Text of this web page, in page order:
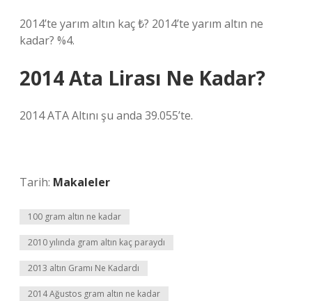
2014’te yarım altın kaç ₺? 2014’te yarım altın ne
kadar? %4.
2014 Ata Lirası Ne Kadar?
2014 ATA Altını şu anda 39.055’te.
Tarih: Makaleler
100 gram altın ne kadar
2010 yılında gram altın kaç paraydı
2013 altın Gramı Ne Kadardı
2014 Ağustos gram altın ne kadar